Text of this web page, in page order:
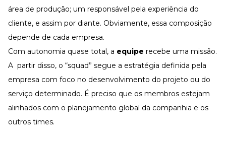
área de produção; um responsável pela experiência do
cliente, e assim por diante. Obviamente, essa composição
depende de cada empresa.
Com autonomia quase total, a equipe recebe uma missão.
A partir disso, o “squad” segue a estratégia definida pela
empresa com foco no desenvolvimento do projeto ou do
serviço determinado. É preciso que os membros estejam
alinhados com o planejamento global da companhia e os
outros times.